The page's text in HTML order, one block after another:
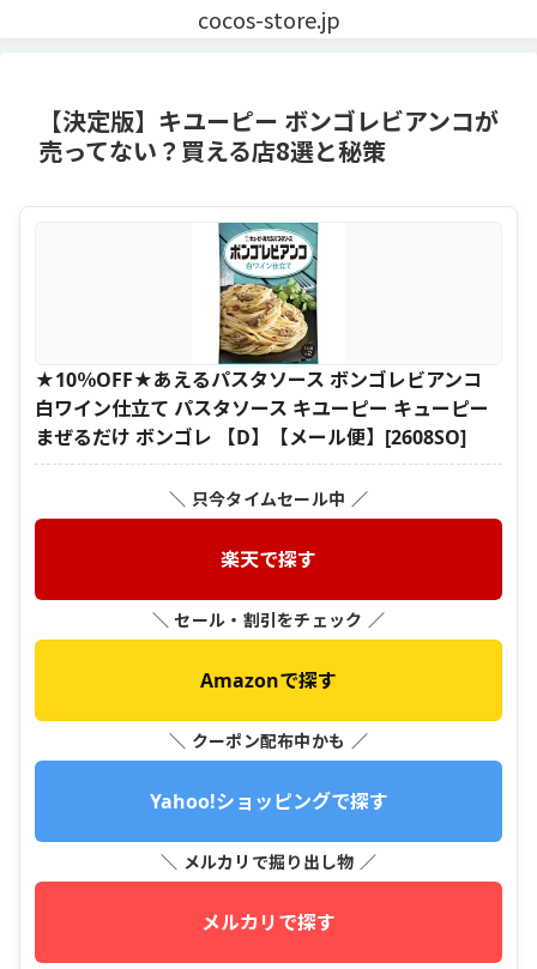
cocos-store.jp
【決定版】キユーピー ボンゴレビアンコが
売ってない？買える店8選と秘策
★10％OFF★あえるパスタソース ボンゴレビアンコ
白ワイン仕立て パスタソース キユーピー キューピー
まぜるだけ ボンゴレ 【D】【メール便】[2608SO]
＼ 只今タイムセール中 ／
楽天で探す
＼ セール・割引をチェック ／
Amazonで探す
＼ クーポン配布中かも ／
Yahoo!ショッピングで探す
＼ メルカリで掘り出し物 ／
メルカリで探す